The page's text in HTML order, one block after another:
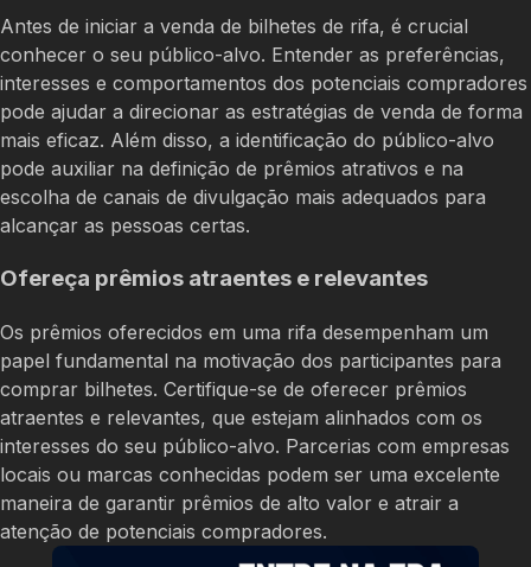
Antes de iniciar a venda de bilhetes de rifa, é crucial
conhecer o seu público-alvo. Entender as preferências,
interesses e comportamentos dos potenciais compradores
pode ajudar a direcionar as estratégias de venda de forma
mais eficaz. Além disso, a identificação do público-alvo
pode auxiliar na definição de prêmios atrativos e na
escolha de canais de divulgação mais adequados para
alcançar as pessoas certas.
Ofereça prêmios atraentes e relevantes
Os prêmios oferecidos em uma rifa desempenham um
papel fundamental na motivação dos participantes para
comprar bilhetes. Certifique-se de oferecer prêmios
atraentes e relevantes, que estejam alinhados com os
interesses do seu público-alvo. Parcerias com empresas
locais ou marcas conhecidas podem ser uma excelente
maneira de garantir prêmios de alto valor e atrair a
atenção de potenciais compradores.